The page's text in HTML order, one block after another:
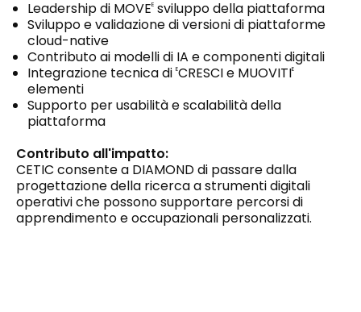
Leadership di MOVEE sviluppo della piattaforma
Sviluppo e validazione di versioni di piattaforme
cloud-native
Contributo ai modelli di IA e componenti digitali
Integrazione tecnica di ECRESCI e MUOVITIE
elementi
Supporto per usabilità e scalabilità della
piattaforma
Contributo all'impatto:
CETIC consente a DIAMOND di passare dalla
progettazione della ricerca a strumenti digitali
operativi che possono supportare percorsi di
apprendimento e occupazionali personalizzati.